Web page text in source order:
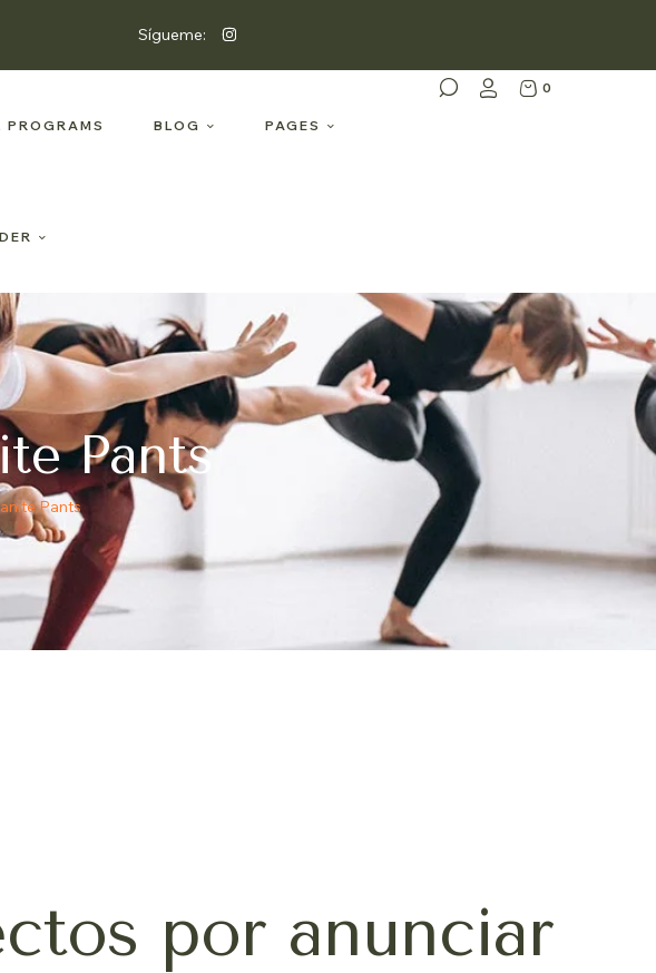
Sígueme:
PROGRAMS BLOG PAGES
0
Pants
Pants
por anunciar